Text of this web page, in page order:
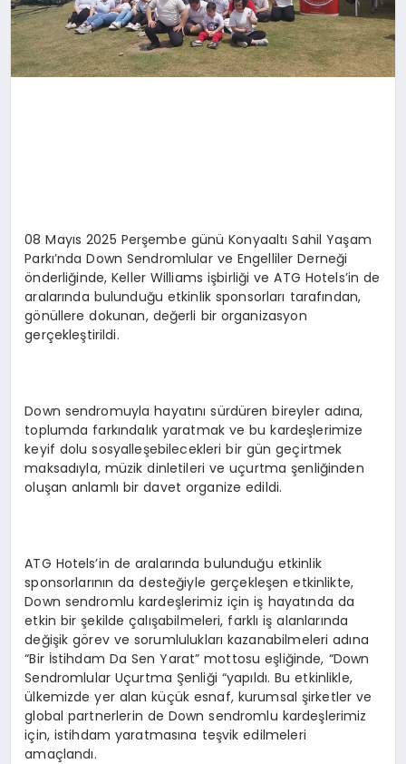
08 Mayıs 2025 Perşembe günü Konyaaltı Sahil Yaşam
Parkı’nda Down Sendromlular ve Engelliler Derneği
önderliğinde, Keller Williams işbirliği ve ATG Hotels’in de
aralarında bulunduğu etkinlik sponsorları tarafından,
gönüllere dokunan, değerli bir organizasyon
gerçekleştirildi.
Down sendromuyla hayatını sürdüren bireyler adına,
toplumda farkındalık yaratmak ve bu kardeşlerimize
keyif dolu sosyalleşebilecekleri bir gün geçirtmek
maksadıyla, müzik dinletileri ve uçurtma şenliğinden
oluşan anlamlı bir davet organize edildi.
ATG Hotels’in de aralarında bulunduğu etkinlik
sponsorlarının da desteğiyle gerçekleşen etkinlikte,
Down sendromlu kardeşlerimiz için iş hayatında da
etkin bir şekilde çalışabilmeleri, farklı iş alanlarında
değişik görev ve sorumlulukları kazanabilmeleri adına
“Bir İstihdam Da Sen Yarat” mottosu eşliğinde, “Down
Sendromlular Uçurtma Şenliği “yapıldı. Bu etkinlikle,
ülkemizde yer alan küçük esnaf, kurumsal şirketler ve
global partnerlerin de Down sendromlu kardeşlerimiz
için, istihdam yaratmasına teşvik edilmeleri
amaçlandı.